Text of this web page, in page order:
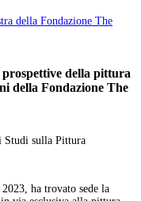
della pittura
della Fondazione The
sulla Pittura
ha trovato sede la